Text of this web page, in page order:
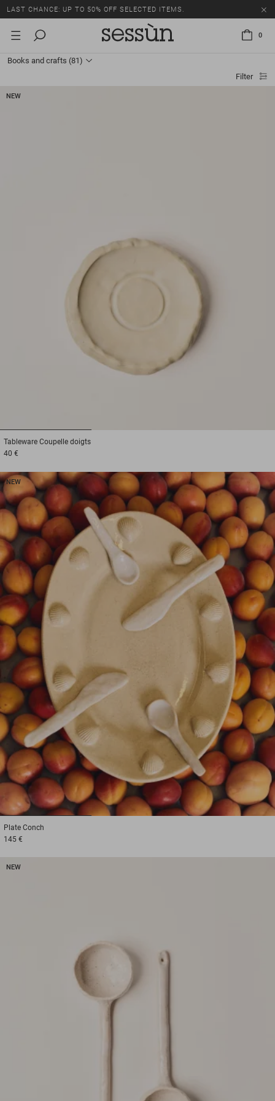
LAST CHANCE: UP TO 50% OFF SELECTED ITEMS.
0
Books and crafts (81)
Filter
NEW
Tableware Coupelle doigts
40 €
NEW
Plate Conch
145 €
NEW